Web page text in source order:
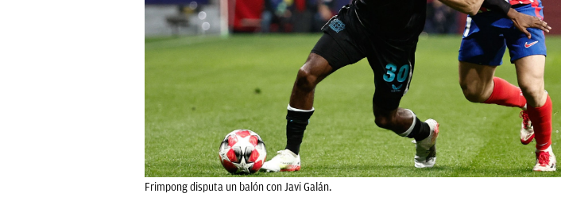
Frimpong disputa un balón con Javi Galán.